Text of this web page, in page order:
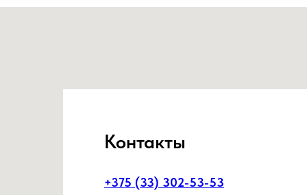
Контакты
+375 (33) 302-53-53